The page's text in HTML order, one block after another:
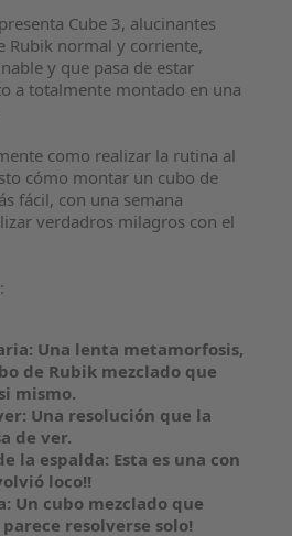
Cube 3, alucinantes
Rubik normal y corriente,
y que pasa de estar
a totalmente montado en una
como realizar la rutina al
cómo montar un cubo de
fácil, con una semana
verdadros milagros con el
Una lenta metamorfosis,
de Rubik mezclado que
mismo.
Una resolución que la
de ver.
la espalda: Esta es una con
loco!!
Un cubo mezclado que
resolverse solo!